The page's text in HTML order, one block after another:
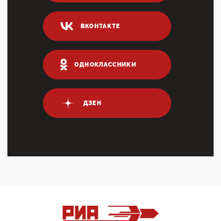
логических двухЗаполнение ИНН при любых
переводах по ...
03:35, 10 Апреля 2026
крупных банках по итогам 2025 года превысило 63
млрд руб. ...
03:01, 10 Апреля 2026
что союзники просили Киев не наносить удары по
энергети...
01:54, 10 Апреля 2026
Сионистское правительство благосклонно
ВКОНТАКТЕ
ОДНОКЛАССНИКИ
ДЗЕН